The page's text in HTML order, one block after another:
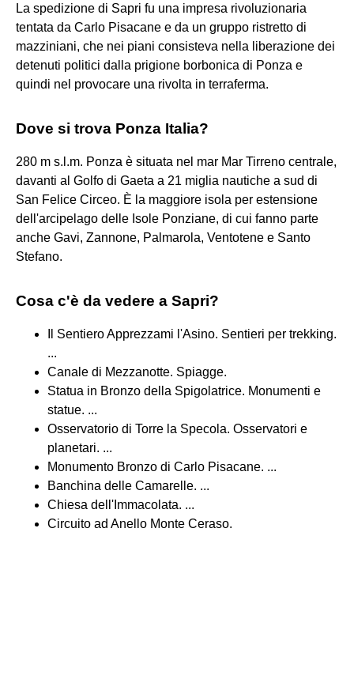
La spedizione di Sapri fu una impresa rivoluzionaria
tentata da Carlo Pisacane e da un gruppo ristretto di
mazziniani, che nei piani consisteva nella liberazione dei
detenuti politici dalla prigione borbonica di Ponza e
quindi nel provocare una rivolta in terraferma.
Dove si trova Ponza Italia?
280 m s.l.m. Ponza è situata nel mar Mar Tirreno centrale,
davanti al Golfo di Gaeta a 21 miglia nautiche a sud di
San Felice Circeo. È la maggiore isola per estensione
dell'arcipelago delle Isole Ponziane, di cui fanno parte
anche Gavi, Zannone, Palmarola, Ventotene e Santo
Stefano.
Cosa c'è da vedere a Sapri?
Il Sentiero Apprezzami l'Asino. Sentieri per trekking.
...
Canale di Mezzanotte. Spiagge.
Statua in Bronzo della Spigolatrice. Monumenti e
statue. ...
Osservatorio di Torre la Specola. Osservatori e
planetari. ...
Monumento Bronzo di Carlo Pisacane. ...
Banchina delle Camarelle. ...
Chiesa dell'Immacolata. ...
Circuito ad Anello Monte Ceraso.